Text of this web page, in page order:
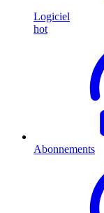
Logiciel
hot
Abonnements